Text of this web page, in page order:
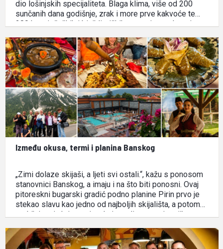
dio lošinjskih specijaliteta. Blaga klima, više od 200
sunčanih dana godišnje, zrak i more prve kakvoće te
280 km pješačkih i biciklističkih staza, isprepleteni su
Između okusa, termi i planina Banskog
„Zimi dolaze skijaši, a ljeti svi ostali.“, kažu s ponosom
stanovnici Banskog, a imaju i na što biti ponosni. Ovaj
pitoreskni bugarski gradić podno planine Pirin prvo je
stekao slavu kao jedno od najboljih skijališta, a potom
sadržajem i aktivnostima koje nudi postao i omiljena